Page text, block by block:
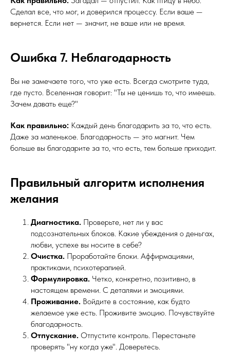
Сделал все, что мог, и доверился процессу. Если ваше —
вернется. Если нет — значит, не ваше или не время.
Ошибка 7. Неблагодарность
Вы не замечаете того, что уже есть. Всегда смотрите туда,
где пусто. Вселенная говорит: "Ты не ценишь то, что имеешь.
Зачем давать еще?"
Как правильно: Каждый день благодарить за то, что есть.
Даже за маленькое. Благодарность — это магнит. Чем
больше вы благодарите за то, что есть, тем больше приходит.
Правильный алгоритм исполнения
желания
Диагностика. Проверьте, нет ли у вас
подсознательных блоков. Какие убеждения о деньгах,
любви, успехе вы носите в себе?
Очистка. Проработайте блоки. Аффирмациями,
практиками, психотерапией.
Формулировка. Четко, конкретно, позитивно, в
настоящем времени. С деталями и эмоциями.
Проживание. Войдите в состояние, как будто
желаемое уже есть. Проживите эмоцию. Почувствуйте
благодарность.
Отпускание. Отпустите контроль. Перестаньте
проверять "ну когда уже". Доверьтесь.